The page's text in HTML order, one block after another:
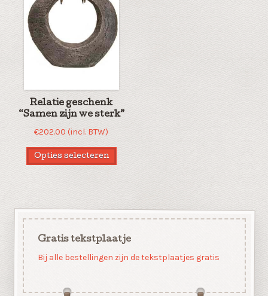
Relatie geschenk
“Samen zijn we sterk”
€202.00 (incl. BTW)
Opties selecteren
Gratis tekstplaatje
Bij alle bestellingen zijn de tekstplaatjes gratis